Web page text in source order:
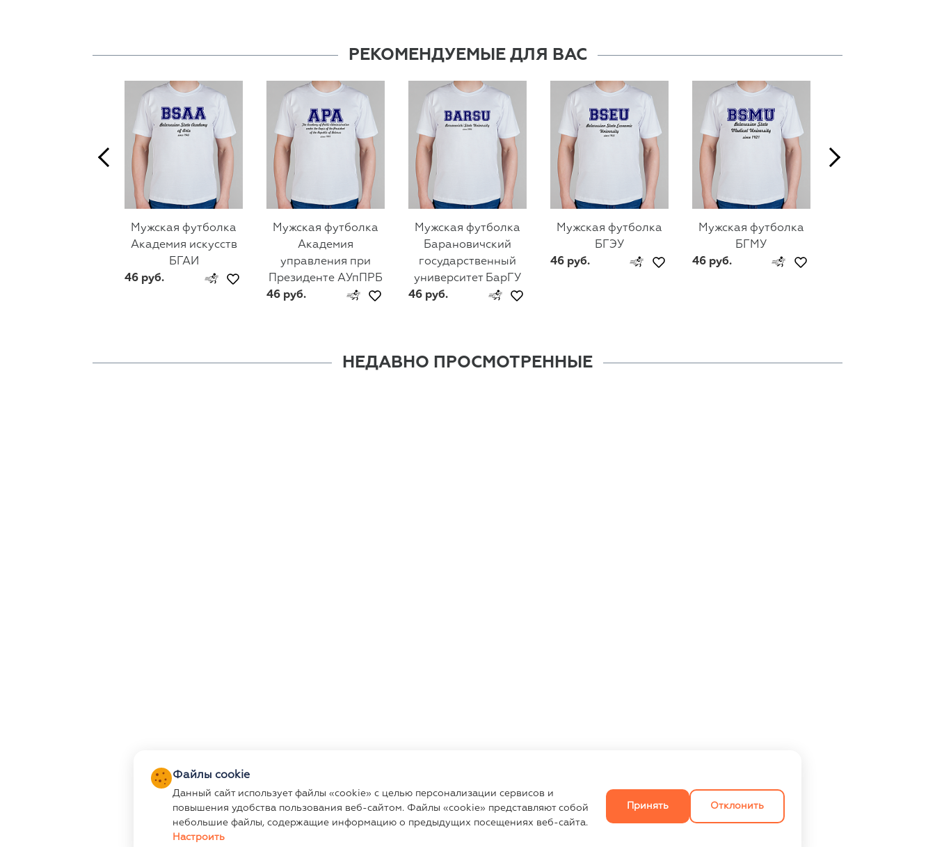
РЕКОМЕНДУЕМЫЕ ДЛЯ ВАС
Мужская футболка
Академия искусств
БГАИ
46 руб.
Мужская футболка
Академия
управления при
Президенте АУпПРБ
46 руб.
Мужская футболка
Барановичский
государственный
университет БарГУ
46 руб.
Мужская футболка
БГЭУ
46 руб.
Мужская футболка
БГМУ
46 руб.
НЕДАВНО ПРОСМОТРЕННЫЕ
Файлы cookie
Данный сайт использует файлы «cookie» с целью персонализации сервисов и
повышения удобства пользования веб-сайтом. Файлы «cookie» представляют собой
небольшие файлы, содержащие информацию о предыдущих посещениях веб-сайта.
Настроить
Принять Отклонить